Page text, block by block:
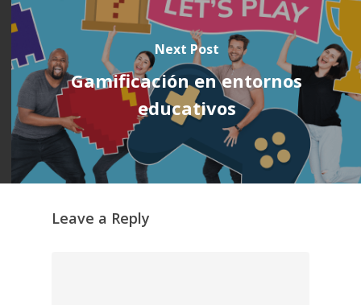
Next Post
Gamificación en entornos
educativos
Leave a Reply